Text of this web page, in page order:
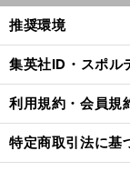
推奨環境
集英社ID・スポル
利用規約・会員規
特定商取引法に基